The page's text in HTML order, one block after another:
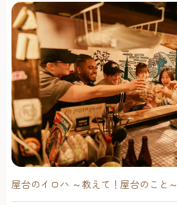
屋台のイロハ ～教えて！屋台のこと～